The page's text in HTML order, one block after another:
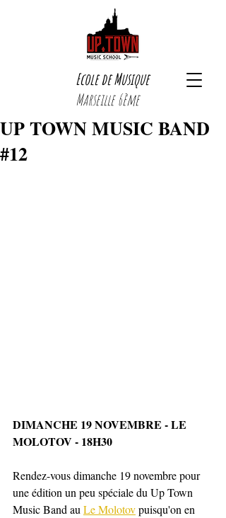
Ecole de Musique
Marseille 6ème
UP TOWN MUSIC BAND
#12
DIMANCHE 19 NOVEMBRE - LE
MOLOTOV - 18H30
Rendez-vous dimanche 19 novembre pour
une édition un peu spéciale du Up Town
Music Band au Le Molotov puisqu'on en